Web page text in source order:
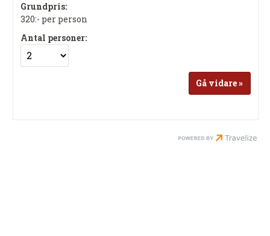
Grundpris:
320:- per person
Antal personer: